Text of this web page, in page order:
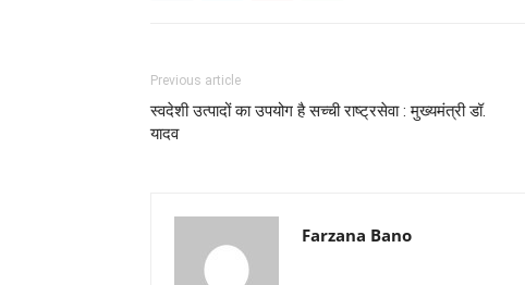
Previous article
स्वदेशी उत्पादों का उपयोग है सच्ची राष्ट्रसेवा : मुख्यमंत्री डॉ.
यादव
Farzana Bano